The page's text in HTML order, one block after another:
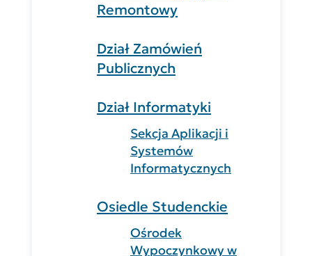
Remontowy
Dział Zamówień
Publicznych
Dział Informatyki
Sekcja Aplikacji i
Systemów
Informatycznych
Osiedle Studenckie
Ośrodek
Wypoczynkowy w